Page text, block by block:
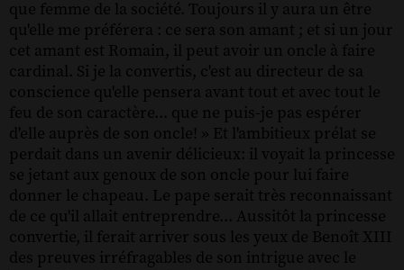
que femme de la société. Toujours il y aura un être
qu'elle me préférera : ce sera son amant ; et si un jour
cet amant est Romain, il peut avoir un oncle à faire
cardinal. Si je la convertis, c'est au directeur de sa
conscience qu'elle pensera avant tout et avec tout le
feu de son caractère... que ne puis-je pas espérer
d'elle auprès de son oncle! » Et l'ambitieux prélat se
perdait dans un avenir délicieux: il voyait la princesse
se jetant aux genoux de son oncle pour lui faire
donner le chapeau. Le pape serait très reconnaissant
de ce qu'il allait entreprendre... Aussitôt la princesse
convertie, il ferait arriver sous les yeux de Benoît XIII
des preuves irréfragables de son intrigue avec le